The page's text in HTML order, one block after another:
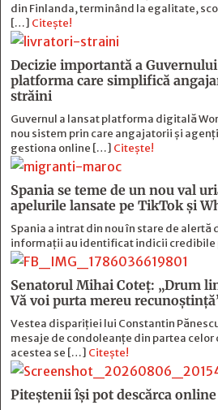
din Finlanda, terminând la egalitate, scor
[…] Citește!
Decizie importantă a
platforma care simplifică
străini
Guvernul a lansat platforma digitală
nou sistem prin care angajatorii și
gestiona online […] Citește!
Spania se teme de un nou val
apelurile lansate pe TikTok și
Spania a intrat din nou în stare de alertă
informații au identificat indicii
Senatorul Mihai Coteț: „Drum
Vă voi purta mereu
Vestea dispariției lui Constantin
mesaje de condoleanțe din partea celor
acestea se […] Citește!
Piteștenii își pot descărca